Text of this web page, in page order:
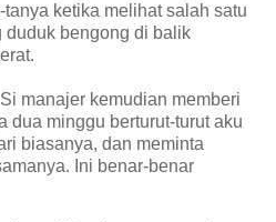
ketika melihat salah satu
duduk bengong di balik
manajer kemudian memberi
dua minggu berturut-turut aku
biasanya, dan meminta
Ini benar-benar